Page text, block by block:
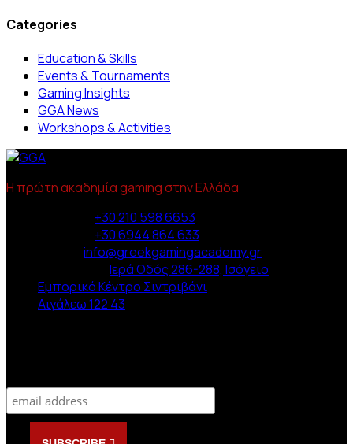
Categories
Education & Skills
Events & Tournaments
Gaming Insights
GGA News
Workshops & Activities
Η πρώτη ακαδημία gaming στην Ελλάδα
+30 210 598 6653
+30 6944 864 633
info@greekgamingacademy.gr
Ιερά Οδός 286-288, Ισόγειο
Εμπορικό Κέντρο Σιντριβάνι
Αιγάλεω 122 43